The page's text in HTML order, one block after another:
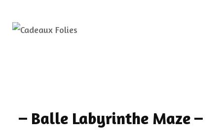
– Balle Labyrinthe Maze–